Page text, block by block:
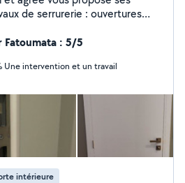
de serrurerie : ouvertures
de serrures, remplacements
de point de sécurité
porte blindée (porte intérieure
porte d'entrée et
dépannage urgence
7. Travail soigné dans le
Devis gratuit et
si vous avez 1 assurance
votre intervention
par assurance.
Fatoumata : 5/5
intérieure